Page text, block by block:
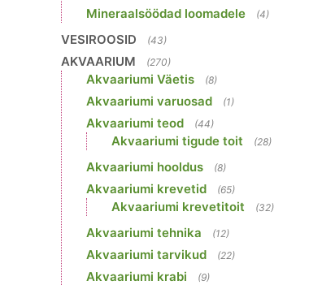
Mineraalsöödad loomadele (4)
VESIROOSID (43)
AKVAARIUM (270)
Akvaariumi Väetis (8)
Akvaariumi varuosad (1)
Akvaariumi teod (44)
Akvaariumi tigude toit (28)
Akvaariumi hooldus (8)
Akvaariumi krevetid (65)
Akvaariumi krevetitoit (32)
Akvaariumi tehnika (12)
Akvaariumi tarvikud (22)
Akvaariumi krabi (9)